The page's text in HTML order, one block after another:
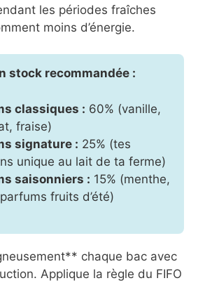
les périodes fraîches
moins d’énergie.
stock recommandée :
classiques : 60% (vanille,
fraise)
signature : 25% (tes
unique au lait de ta ferme)
saisonniers : 15% (menthe,
fruits d’été)
chaque bac avec
Applique la règle du FIFO